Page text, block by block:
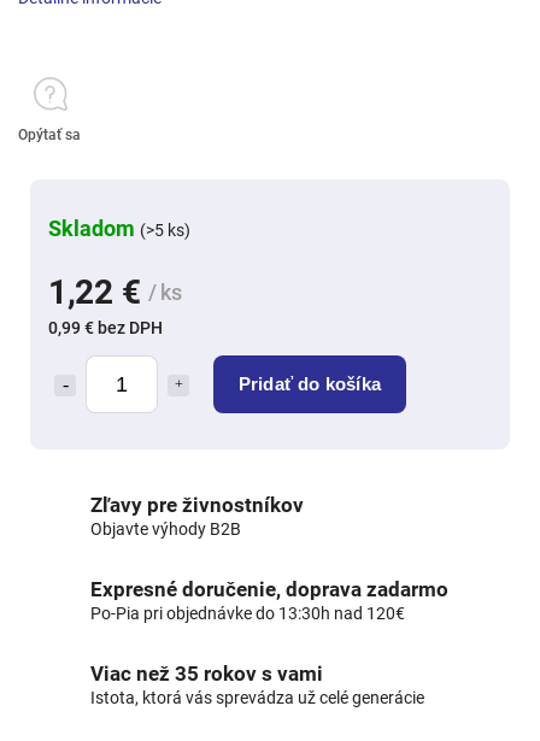
1,22 € / ks
0,99 € bez DPH
Pridať do košíka
Skladom (>5 ks)
Opýtať sa
Zľavy pre živnostníkov
Objavte výhody B2B
Expresné doručenie, doprava zadarmo
Po-Pia pri objednávke do 13:30h nad 120€
Viac než 35 rokov s vami
Istota, ktorá vás sprevádza už celé generácie